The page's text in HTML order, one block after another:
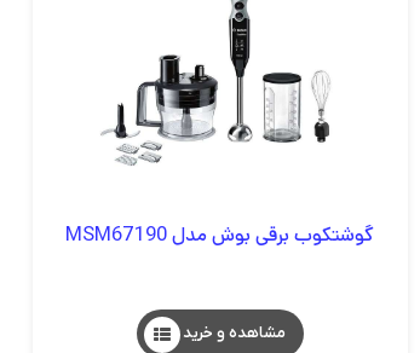
گوشتکوب برقی بوش مدل MSM67190
مشاهده و خرید